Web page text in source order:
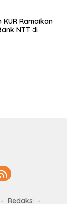
KUR Ramaikan
NTT di
Redaksi